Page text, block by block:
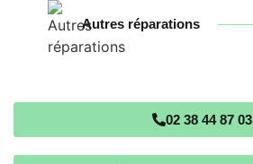
Autres réparations
02 38 44 87 03